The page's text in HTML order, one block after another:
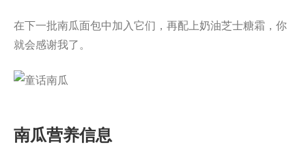
在下一批南瓜面包中加入它们，再配上奶油芝士糖霜，你
就会感谢我了。
南瓜营养信息